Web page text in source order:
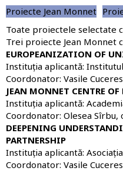
Proiecte Jean Monnet
Toate proiectele selectate
Trei proiecte Jean Monnet
EUROPEANIZATION OF
Instituția aplicantă:
Coordonator: Vasile
JEAN MONNET CENTRE
Instituția aplicantă:
Coordonator: Olesea Sîrbu,
DEEPENING
PARTNERSHIP
Instituția aplicantă:
Coordonator: Vasile